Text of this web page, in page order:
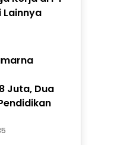
Lainnya
Juta, Dua